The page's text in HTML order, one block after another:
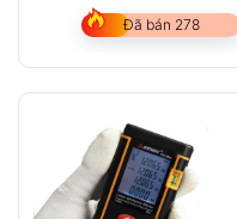
Đã bán 278